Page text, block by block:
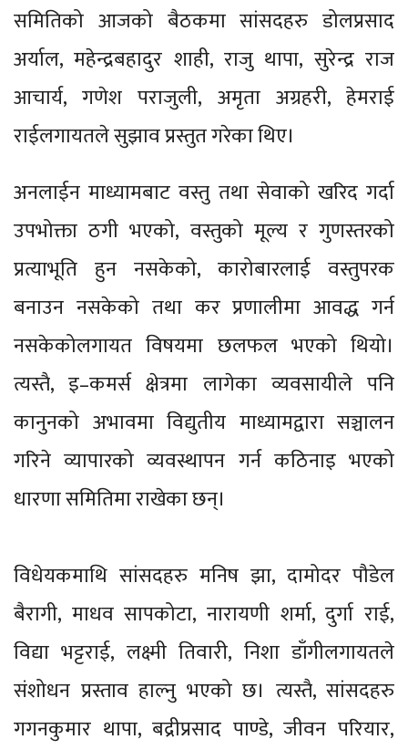
समितिको आजको बैठकमा सांसदहरु डोलप्रसाद
अर्याल, महेन्द्रबहादुर शाही, राजु थापा, सुरेन्द्र राज
आचार्य, गणेश पराजुली, अमृता अग्रहरी, हेमराई
राईलगायतले सुझाव प्रस्तुत गरेका थिए।
अनलाईन माध्यामबाट वस्तु तथा सेवाको खरिद गर्दा
उपभोक्ता ठगी भएको, वस्तुको मूल्य र गुणस्तरको
प्रत्याभूति हुन नसकेको, कारोबारलाई वस्तुपरक
बनाउन नसकेको तथा कर प्रणालीमा आवद्ध गर्न
नसकेकोलगायत विषयमा छलफल भएको थियो।
त्यस्तै, इ–कमर्स क्षेत्रमा लागेका व्यवसायीले पनि
कानुनको अभावमा विद्युतीय माध्यामद्वारा सञ्चालन
गरिने व्यापारको व्यवस्थापन गर्न कठिनाइ भएको
धारणा समितिमा राखेका छन्।
विधेयकमाथि सांसदहरु मनिष झा, दामोदर पौडेल
बैरागी, माधव सापकोटा, नारायणी शर्मा, दुर्गा राई,
विद्या भट्टराई, लक्ष्मी तिवारी, निशा डाँगीलगायतले
संशोधन प्रस्ताव हाल्नु भएको छ। त्यस्तै, सांसदहरु
गगनकुमार थापा, बद्रीप्रसाद पाण्डे, जीवन परियार,